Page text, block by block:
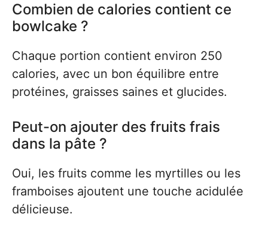
Combien de calories contient ce
bowlcake ?
Chaque portion contient environ 250
calories, avec un bon équilibre entre
protéines, graisses saines et glucides.
Peut-on ajouter des fruits frais
dans la pâte ?
Oui, les fruits comme les myrtilles ou les
framboises ajoutent une touche acidulée
délicieuse.